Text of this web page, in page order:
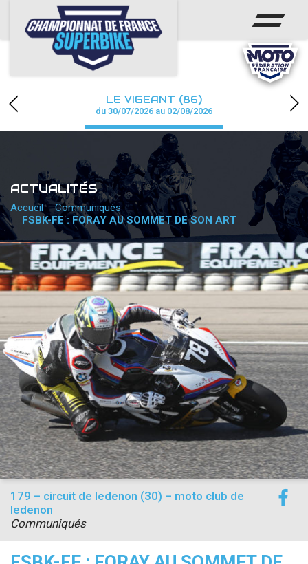
ACCUEIL
CHAMPIONNAT
CALENDRIER
PHOTOS / WEB TV
PARTENAIRES
PRESSE
PRESSE
accéder à la billetterie
LE VIGEANT (86)
du 30/07/2026 au 02/08/2026
ACTUALITÉS
Accueil
Communiqués
FSBK-FE : FORAY AU SOMMET DE SON ART
179 – circuit de ledenon (30) – moto club de
ledenon
Communiqués